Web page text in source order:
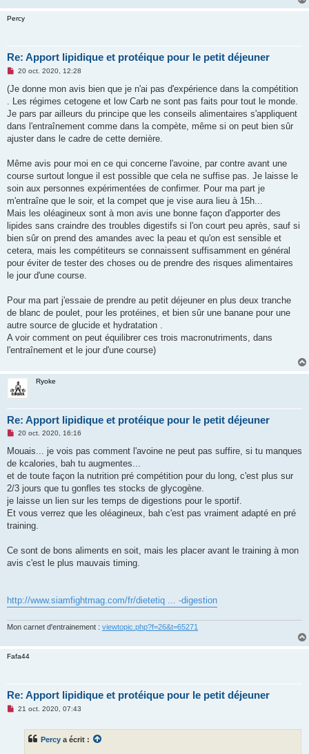
Percy
Re: Apport lipidique et protéique pour le petit déjeuner
M
s
a
g
n
o
u
20 oct. 2020, 12:28
(Je donne mon avis bien que je n'ai pas d'expérience dans la compétition
. Les régimes cetogene et low Carb ne sont pas faits pour tout le monde.
Je pars par ailleurs du principe que les conseils alimentaires s'appliquent
dans l'entraînement comme dans la compète, même si on peut bien sûr
ajuster dans le cadre de cette dernière.
Même avis pour moi en ce qui concerne l'avoine, par contre avant une
course surtout longue il est possible que cela ne suffise pas. Je laisse le
soin aux personnes expérimentées de confirmer. Pour ma part je
m'entraîne que le soir, et la compet que je vise aura lieu à 15h...
Mais les oléagineux sont à mon avis une bonne façon d'apporter des
lipides sans craindre des troubles digestifs si l'on court peu après, sauf si
bien sûr on prend des amandes avec la peau et qu'on est sensible et
cetera, mais les compétiteurs se connaissent suffisamment en général
pour éviter de tester des choses ou de prendre des risques alimentaires
le jour d'une course.
Pour ma part j'essaie de prendre au petit déjeuner en plus deux tranche
de blanc de poulet, pour les protéines, et bien sûr une banane pour une
autre source de glucide et hydratation .
A voir comment on peut équilibrer ces trois macronutriments, dans
l'entraînement et le jour d'une course)
Ryoke
Re: Apport lipidique et protéique pour le petit déjeuner
M
s
a
g
n
o
l
u
20 oct. 2020, 16:16
Mouais... je vois pas comment l'avoine ne peut pas suffire, si tu manques
de kcalories, bah tu augmentes...
et de toute façon la nutrition pré compétition pour du long, c'est plus sur
2/3 jours que tu gonfles tes stocks de glycogène.
je laisse un lien sur les temps de digestions pour le sportif.
Et vous verrez que les oléagineux, bah c'est pas vraiment adapté en pré
training.
Ce sont de bons aliments en soit, mais les placer avant le training à mon
avis c'est le plus mauvais timing.
http://www.siamfightmag.com/fr/dietetiq ... -digestion
Mon carnet d'entrainement : viewtopic.php?f=26&t=65271
Fafa44
Re: Apport lipidique et protéique pour le petit déjeuner
M21 oct. 2020, 07:43
Percy a écrit :